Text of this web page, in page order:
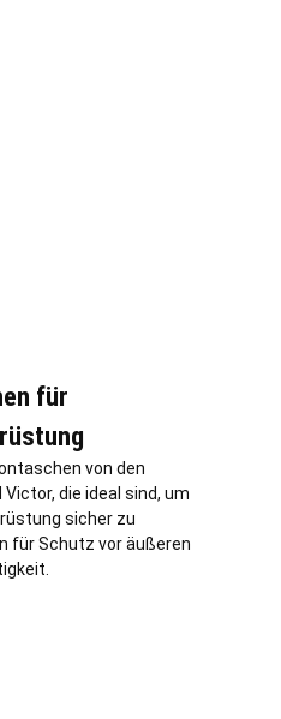
für
von den
die ideal sind, um
sicher zu
für Schutz vor äußeren